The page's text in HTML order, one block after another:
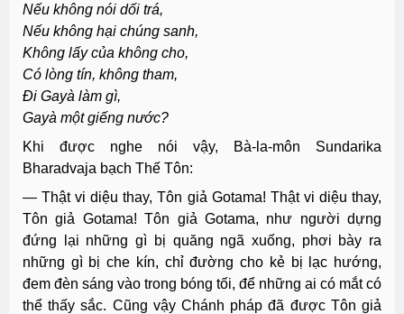
Nếu không nói dối trá,
Nếu không hại chúng sanh,
Không lấy của không cho,
Có lòng tín, không tham,
Ði Gayà làm gì,
Gayà một giếng nước?
Khi được nghe nói vậy, Bà-la-môn Sundarika
Bharadvaja bạch Thế Tôn:
— Thật vi diệu thay, Tôn giả Gotama! Thật vi diệu thay,
Tôn giả Gotama! Tôn giả Gotama, như người dựng
đứng lại những gì bị quăng ngã xuống, phơi bày ra
những gì bị che kín, chỉ đường cho kẻ bị lạc hướng,
đem đèn sáng vào trong bóng tối, để những ai có mắt có
thể thấy sắc. Cũng vậy Chánh pháp đã được Tôn giả